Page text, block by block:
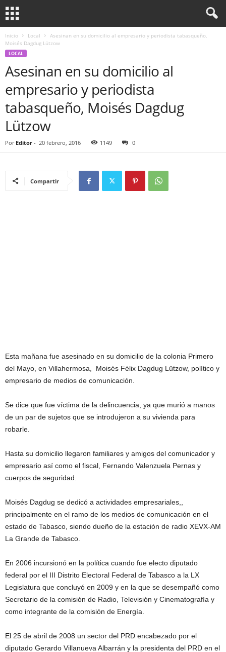
Inicio Local
Asesinan en su domicilio al empresario y periodista tabasqueño,
Moisés Dagdug Lützow
LOCAL
Asesinan en su domicilio al
empresario y periodista
tabasqueño, Moisés Dagdug
Lützow
Por Editor - 20 febrero, 2016 1149 0
Compartir
Esta mañana fue asesinado en su domicilio de la colonia Primero
del Mayo, en Villahermosa, Moisés Félix Dagdug Lützow, político y
empresario de medios de comunicación.
Se dice que fue víctima de la delincuencia, ya que murió a manos
de un par de sujetos que se introdujeron a su vivienda para
robarle.
Hasta su domicilio llegaron familiares y amigos del comunicador y
empresario así como el fiscal, Fernando Valenzuela Pernas y
cuerpos de seguridad.
Moisés Dagdug se dedicó a actividades empresariales,,
principalmente en el ramo de los medios de comunicación en el
estado de Tabasco, siendo dueño de la estación de radio XEVX-AM
La Grande de Tabasco.
En 2006 incursionó en la política cuando fue electo diputado
federal por el III Distrito Electoral Federal de Tabasco a la LX
Legislatura que concluyó en 2009 y en la que se desempañó como
Secretario de la comisión de Radio, Televisión y Cinematografía y
como integrante de la comisión de Energía.
El 25 de abril de 2008 un sector del PRD encabezado por el
diputado Gerardo Villanueva Albarrán y la presidenta del PRD en el